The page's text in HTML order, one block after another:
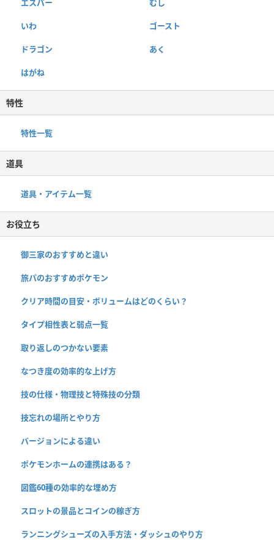
エスパー むし
いわ ゴースト
ドラゴン あく
はがね
特性
特性一覧
道具
道具・アイテム一覧
お役立ち
御三家のおすすめと違い
旅パのおすすめポケモン
クリア時間の目安・ボリュームはどのくらい？
タイプ相性表と弱点一覧
取り返しのつかない要素
なつき度の効率的な上げ方
技の仕様・物理技と特殊技の分類
技忘れの場所とやり方
バージョンによる違い
ポケモンホームの連携はある？
図鑑60種の効率的な埋め方
スロットの景品とコインの稼ぎ方
ランニングシューズの入手方法・ダッシュのやり方